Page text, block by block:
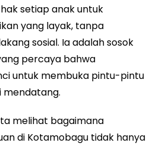
setiap anak untuk
yang layak, tanpa
sosial. Ia adalah sosok
percaya bahwa
untuk membuka pintu-pintu
mendatang.
melihat bagaimana
di Kotamobagu tidak hanya